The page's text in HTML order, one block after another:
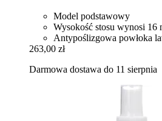
Model podstawowy
Wysokość stosu wynosi 16
Antypoślizgowa powłoka
263,00 zł
Darmowa dostawa do 11 sierpnia